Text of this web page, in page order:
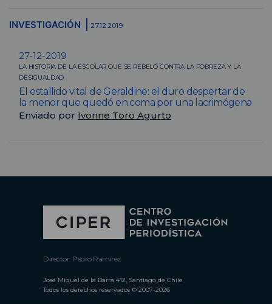
INVESTIGACIÓN 27.12.2019
27-12-2019
LA HISTORIA DE LA ESCOLAR QUE SE REBELÓ CONTRA LA POBREZA Y LA
DESIGUALDAD
El estallido vital de Geraldine: el duro despertar de
la menor que quedó en coma por una lacrimógena
Enviado por Ivonne Toro Agurto
Director: Pedro Ramírez
José Miguel de la Barra 412, Santiago de Chile
Todos los derechos reservados © 2007-2026